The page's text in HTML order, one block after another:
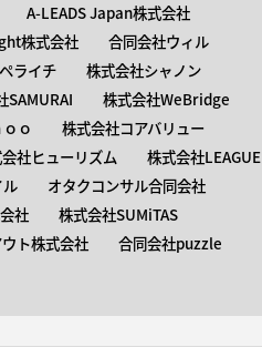
A-LEADS Japan株式会社
株式会社
合同会社ウィル
ライチ
株式会社シャノン
SAMURAI
株式会社WeBridge
ｏ
株式会社コアバリュー
社ヒューリズム
株式会社LEAGUE
オタクコンサル合同会社
社
株式会社SUMiTAS
ト株式会社
合同会社puzzle